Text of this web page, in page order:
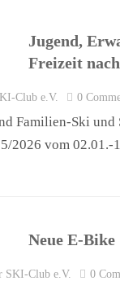
Jugend,
Freizeit
Club e.V. 0
Familien-Ski
2026 vom 02.01.-
Neue E-
SKI-Club e.V. 0